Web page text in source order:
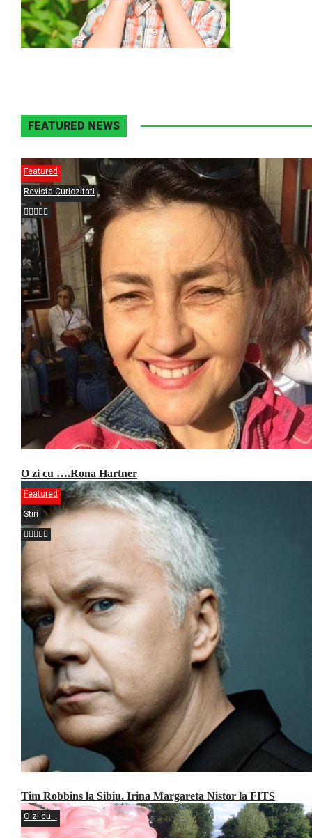
FEATURED NEWS
Featured
Revista Curiozitati
O zi cu ….Rona Hartner
Featured
Stiri
Tim Robbins la Sibiu. Irina Margareta Nistor la FITS
O zi cu...